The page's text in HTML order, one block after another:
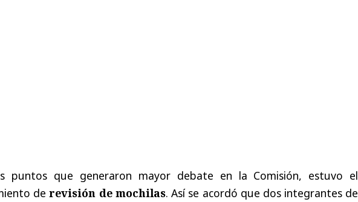
puntos que generaron mayor debate en la Comisión, estuvo el
derevisión de mochilas. Así se acordó que dos integrantes de